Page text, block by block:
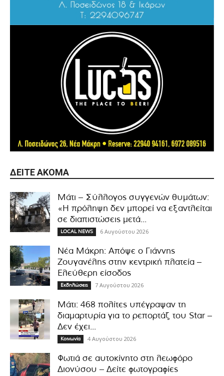
ΔΕΊΤΕ ΑΚΌΜΑ
Μάτι – Σύλλογος συγγενών θυμάτων:
«Η πρόληψη δεν μπορεί να εξαντλείται
σε διαπιστώσεις μετά...
LOCAL NEWS 6 Αυγούστου 2026
Νέα Μάκρη: Απόψε ο Γιάννης
Ζουγανέλης στην κεντρική πλατεία –
Ελεύθερη είσοδος
Εκδηλώσεις 7 Αυγούστου 2026
Μάτι: 468 πολίτες υπέγραψαν τη
διαμαρτυρία για το ρεπορτάζ του Star –
Δεν έχει...
Κοινωνία 4 Αυγούστου 2026
Φωτιά σε αυτοκίνητο στη λεωφόρο
Διονύσου – Δείτε φωτογραφίες